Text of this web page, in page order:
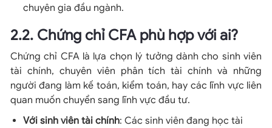
chuyên gia đầu ngành.
2.2. Chứng chỉ CFA phù hợp với ai?
Chứng chỉ CFA là lựa chọn lý tưởng dành cho sinh viên
tài chính, chuyên viên phân tích tài chính và những
người đang làm kế toán, kiểm toán, hay các lĩnh vực liên
quan muốn chuyển sang lĩnh vực đầu tư.
Với sinh viên tài chính: Các sinh viên đang học tài